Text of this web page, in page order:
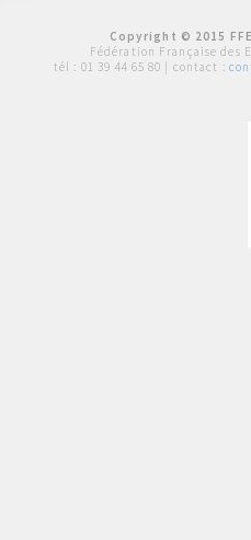
Copyright © 2015
Fédération Française des
tél : 01 39 44 65 80 | contact :